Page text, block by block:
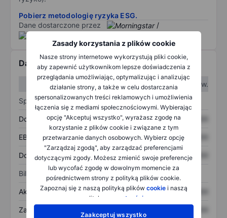
Zasady korzystania z plików cookie
Nasze strony internetowe wykorzystują pliki cookie,
aby zapewnić użytkownikom lepsze doświadczenia z
przeglądania umożliwiając, optymalizując i analizując
działanie strony, a także w celu dostarczania
spersonalizowanych treści reklamowych i umożliwienia
łączenia się z mediami społecznościowymi. Wybierając
opcję "Akceptuj wszystko", wyrażasz zgodę na
korzystanie z plików cookie i związane z tym
przetwarzanie danych osobowych. Wybierz opcję
"Zarządzaj zgodą", aby zarządzać preferencjami
dotyczącymi zgody. Możesz zmienić swoje preferencje
lub wycofać zgodę w dowolnym momencie za
pośrednictwem strony z polityką plików cookie.
Zapoznaj się z naszą polityką plików cookiei naszą
polityką
prywatności
Zaakceptuj wszystko
Pobierz metodologię ryzyka ESG.
Dane dostarczone przez
/
Dane finansowe
W I kw.
W II kw.
Sprawozdanie z zysków
Dochód XXXXXXX XXXXXXX
EBITDA XXXXXXX XXXXXXX
Dochód netto XXXXXXX XXXXXXX
Bilans
Aktywa ogółem XXXXXXX XXXXXXX
Zadłużenie ogółem